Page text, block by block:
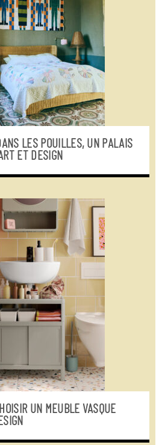
LES POUILLES, UN PALAIS
ET DESIGN
UN MEUBLE VASQUE